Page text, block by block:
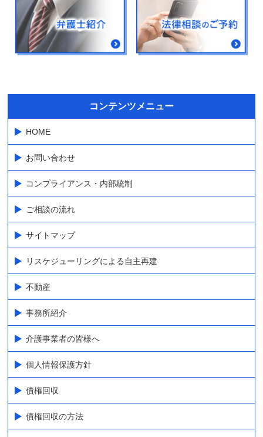
コンテンツメニュー
HOME
お問い合わせ
コンプライアンス・内部統制
ご相談の流れ
サイトマップ
リスケジューリングによる自主再建
不動産
事務所紹介
介護事業者の皆様へ
個人情報保護方針
債権回収
債権回収の方法